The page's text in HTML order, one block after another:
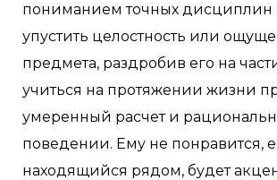
пониманием точных дисциплин
упустить целостность или
предмета, раздробив его на
учиться на протяжении жизни
умеренный расчет и
поведении. Ему не понравится,
находящийся рядом, будет